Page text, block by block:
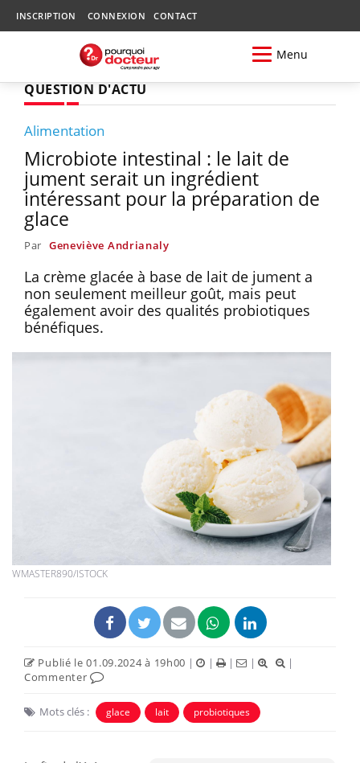
INSCRIPTION CONNEXION CONTACT
Menu
QUESTION D'ACTU
Alimentation
Microbiote intestinal : le lait de
jument serait un ingrédient
intéressant pour la préparation de
glace
Par Geneviève Andrianaly
La crème glacée à base de lait de jument a
non seulement meilleur goût, mais peut
également avoir des qualités probiotiques
bénéfiques.
WMASTER890/ISTOCK
Publié le 01.09.2024 à 19h00 | | | |
|
Commenter
Mots clés : glace lait probiotiques